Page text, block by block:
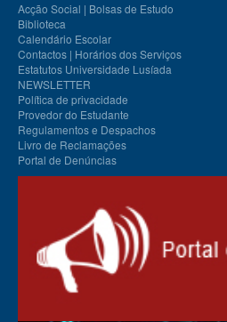
Acção Social | Bolsas de Estudo
Biblioteca
Calendário Escolar
Contactos | Horários dos Serviços
Estatutos Universidade Lusíada
NEWSLETTER
Política de privacidade
Provedor do Estudante
Regulamentos e Despachos
Livro de Reclamações
Portal de Denúncias